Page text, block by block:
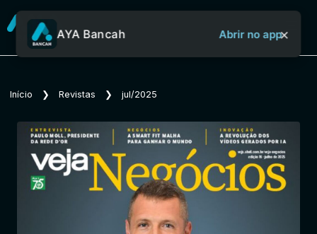
Sobre o Aya Bancah
Início
Revistas
AYA Bancah Abrir no app×
Início ❯ Revistas ❯ jul/2025